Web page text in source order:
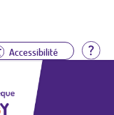
Accessibilité